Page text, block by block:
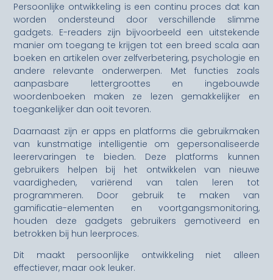
Persoonlijke ontwikkeling is een continu proces dat kan
worden ondersteund door verschillende slimme
gadgets. E-readers zijn bijvoorbeeld een uitstekende
manier om toegang te krijgen tot een breed scala aan
boeken en artikelen over zelfverbetering, psychologie en
andere relevante onderwerpen. Met functies zoals
aanpasbare lettergroottes en ingebouwde
woordenboeken maken ze lezen gemakkelijker en
toegankelijker dan ooit tevoren.
Daarnaast zijn er apps en platforms die gebruikmaken
van kunstmatige intelligentie om gepersonaliseerde
leerervaringen te bieden. Deze platforms kunnen
gebruikers helpen bij het ontwikkelen van nieuwe
vaardigheden, variërend van talen leren tot
programmeren. Door gebruik te maken van
gamificatie-elementen en voortgangsmonitoring,
houden deze gadgets gebruikers gemotiveerd en
betrokken bij hun leerproces.
Dit maakt persoonlijke ontwikkeling niet alleen
effectiever, maar ook leuker.